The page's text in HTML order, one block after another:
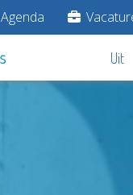
Agenda
Uit